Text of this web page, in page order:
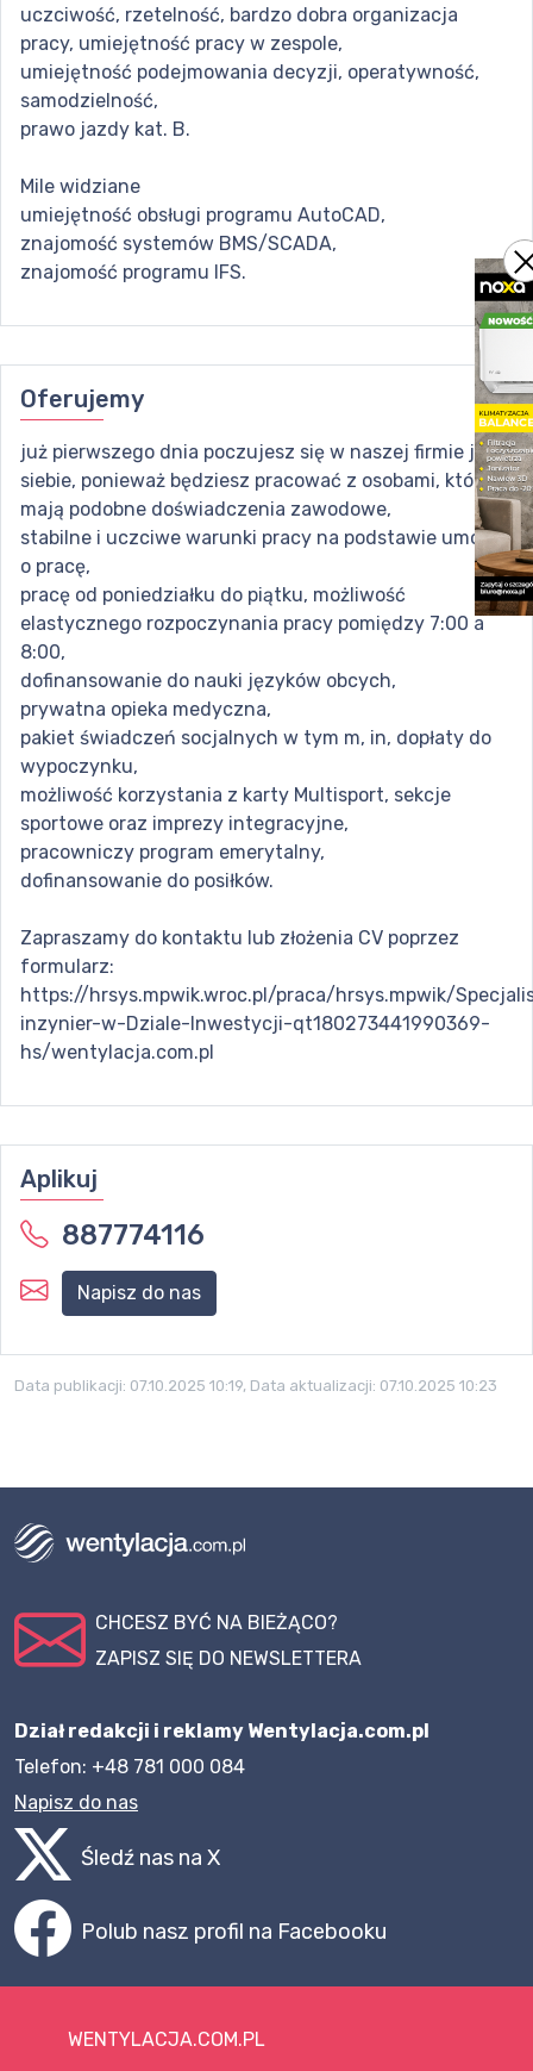
uczciwość, rzetelność, bardzo dobra organizacja
pracy, umiejętność pracy w zespole,
umiejętność podejmowania decyzji, operatywność,
samodzielność,
prawo jazdy kat. B.
Mile widziane
umiejętność obsługi programu AutoCAD,
znajomość systemów BMS/SCADA,
znajomość programu IFS.
Oferujemy
już pierwszego dnia poczujesz się w naszej firmie jak u
siebie, ponieważ będziesz pracować z osobami, które
mają podobne doświadczenia zawodowe,
stabilne i uczciwe warunki pracy na podstawie umowy
o pracę,
pracę od poniedziałku do piątku, możliwość
elastycznego rozpoczynania pracy pomiędzy 7:00 a
8:00,
dofinansowanie do nauki języków obcych,
prywatna opieka medyczna,
pakiet świadczeń socjalnych w tym m, in, dopłaty do
wypoczynku,
możliwość korzystania z karty Multisport, sekcje
sportowe oraz imprezy integracyjne,
pracowniczy program emerytalny,
dofinansowanie do posiłków.
Zapraszamy do kontaktu lub złożenia CV poprzez
formularz:
https://hrsys.mpwik.wroc.pl/praca/hrsys.mpwik/
inzynier-w-Dziale-Inwestycji-qt180273441990369-
hs/wentylacja.com.pl
Aplikuj
887774116
Napisz do nas
Data publikacji: 07.10.2025 10:19, Data aktualizacji: 07.10.2025 10:23
CHCESZ BYĆ NA BIEŻĄCO?
ZAPISZ SIĘ DO NEWSLETTERA
Dział redakcji i reklamy Wentylacja.com.pl
Telefon: +48 781 000 084
Napisz do nas
Śledź nas na X
Polub nasz profil na Facebooku
WENTYLACJA.COM.PL